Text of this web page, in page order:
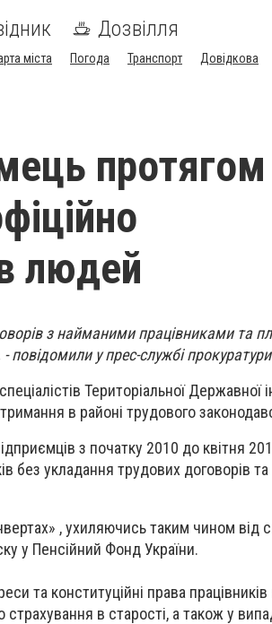
Дозвілля
міста Погода Транспорт Довідкова
протягом
людей
з найманими працівниками та
у прес-службі
Територіальної Державної
в районі трудового
з початку 2010 до квітня
без укладання трудових договорів та
, ухиляючись таким чином від
у Пенсійний Фонд України.
та конституційні права працівників
в старості, а також у